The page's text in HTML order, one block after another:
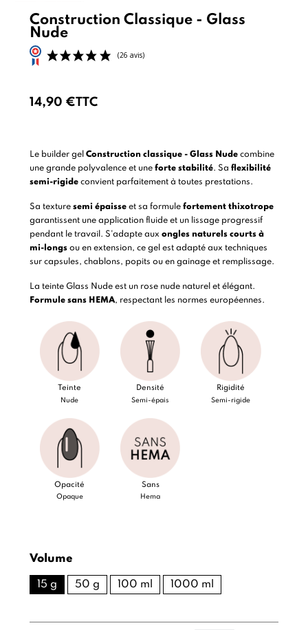
Construction Classique - Glass
Nude
14,90 €TTC
Le builder gel Construction classique - Glass Nudecombine
une grande polyvalence et uneforte stabilité. Sa flexibilité
semi-rigideconvient parfaitement à toutes prestations.
Sa texture semi épaisseet sa formule fortement thixotrope
garantissent une application fluide et un lissage progressif
pendant le travail. S'adapte aux ongles naturels courts à
mi-longsou en extension, ce gel est adapté aux techniques
sur capsules, chablons, popits ou en gainage et remplissage.
La teinte Glass Nude est un rose nude naturel et élégant.
Formule sans HEMA, respectant les normes européennes.
Teinte
Nude
Densité
Semi-épais
Rigidité
Semi-rigide
Opacité
Opaque
Sans
Hema
Volume
15 g 50 g 100 ml 1000 ml